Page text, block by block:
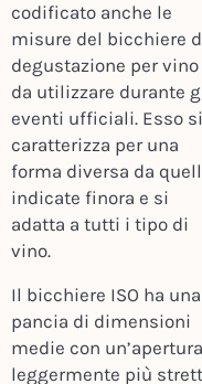
codificato anche le
misure del bicchiere
degustazione per vino
da utilizzare durante
eventi ufficiali. Esso si
caratterizza per una
forma diversa da
indicate finora e si
adatta a tutti i tipo di
vino.
Il bicchiere ISO ha una
pancia di dimensioni
medie con un’apertura
leggermente più